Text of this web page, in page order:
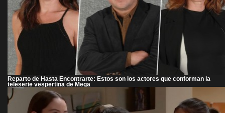
Reparto de Hasta Encontrarte: Estos son los actores que conforman la
teleserie vespertina de Mega